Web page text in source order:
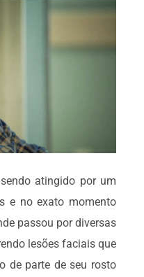
atingido por um
e no exato momento
passou por diversas
lesões faciais que
de parte de seu rosto